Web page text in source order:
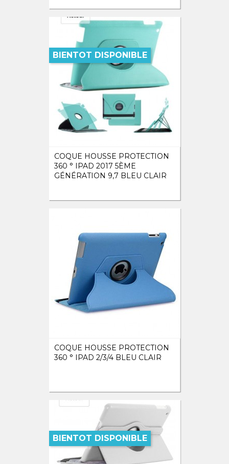
COQUE HOUSSE PROTECTION
360 ° IPAD 2017 5ÈME
GÉNÉRATION 9,7 BLEU CLAIR
BIENTOT DISPONIBLE
COQUE HOUSSE PROTECTION
360 ° IPAD 2/3/4 BLEU CLAIR
BIENTOT DISPONIBLE